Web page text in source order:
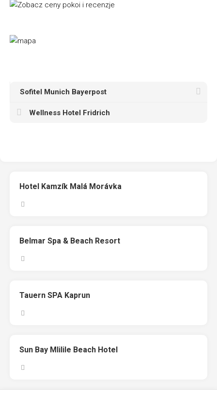
Sofitel Munich Bayerpost
Wellness Hotel Fridrich
Hotel Kamzík Malá Morávka
Belmar Spa & Beach Resort
Tauern SPA Kaprun
Sun Bay Mlilile Beach Hotel